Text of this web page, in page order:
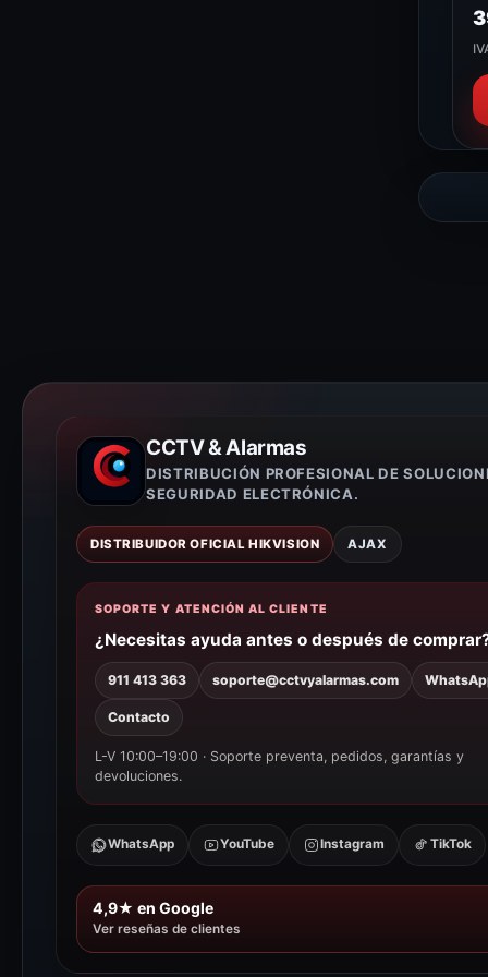
CCTV & Alarmas
DISTRIBUCIÓN PROFESIONAL DE
SEGURIDAD ELECTRÓNICA.
DISTRIBUIDOR OFICIAL HIKVISION AJAX
SOPORTE Y ATENCIÓN AL CLIENTE
¿Necesitas ayuda antes o después de
911 413 363 soporte@cctvyalarmas.com
Contacto
L-V 10:00–19:00 · Soporte preventa, pedidos, garantías y
devoluciones.
WhatsApp YouTube Instagram TikTok
4,9★ en Google
Ver reseñas de clientes